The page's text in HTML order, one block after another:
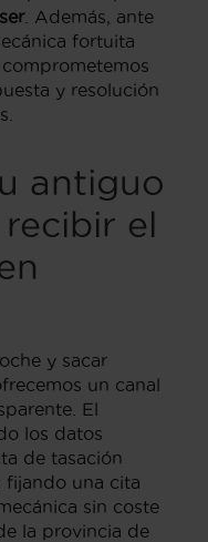
. Además, ante
fortuita
y resolución
antiguo
el
y sacar
un canal
El
los datos
de tasación
fijando una cita
sin coste
la provincia de